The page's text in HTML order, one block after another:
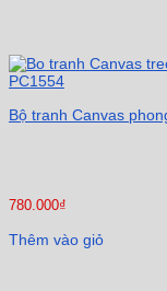
Bộ tranh Canvas
780.000₫
Thêm vào giỏ